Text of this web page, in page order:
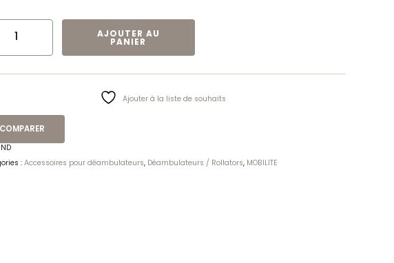
DE ACCESSOIRES POUR DÉAMBULATEUR CARBON ULTRALIGHT
AJOUTER AU
PANIER
Ajouter à la liste de souhaits
COMPARER
ND
: Accessoires pour déambulateurs, Déambulateurs / Rollators, MOBILITE